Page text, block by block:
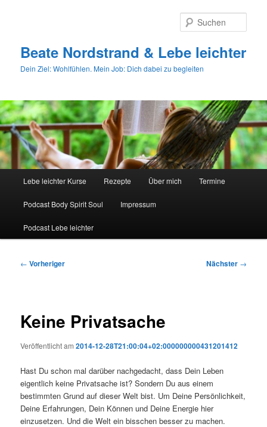
Beate Nordstrand & Lebe leichter
Dein Ziel: Wohlfühlen. Mein Job: Dich dabei zu begleiten
Lebe leichter Kurse Rezepte Über mich Termine
Podcast Body Spirit Soul Impressum
Podcast Lebe leichter
Beitragsnavigation
← Vorheriger Nächster →
Keine Privatsache
Veröffentlicht am2014-12-28T21:00:04+02:000000000431201412
Hast Du schon mal darüber nachgedacht, dass Dein Leben
eigentlich keine Privatsache ist? Sondern Du aus einem
bestimmten Grund auf dieser Welt bist. Um Deine Persönlichkeit,
Deine Erfahrungen, Dein Können und Deine Energie hier
einzusetzen. Und die Welt ein bisschen besser zu machen.